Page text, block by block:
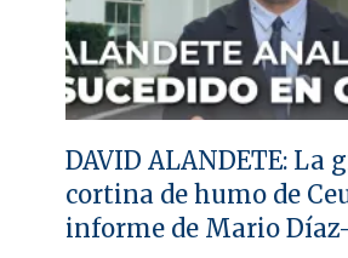
DAVID ALANDETE: La
cortina de humo de
informe de Mario